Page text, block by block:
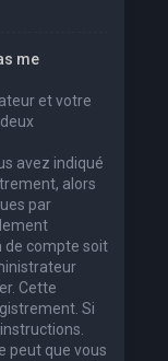
me
et votre
avez indiqué
alors
par
de compte soit
Cette
Si
peut que vous